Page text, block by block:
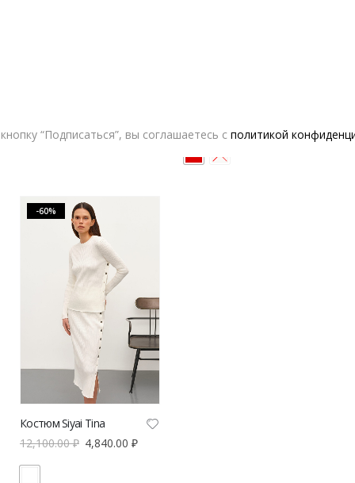
-60%
Костюм Siyai Tina
12,100.00₽ 4,840.00 ₽
“Подписаться”, вы соглашаетесь с политикой